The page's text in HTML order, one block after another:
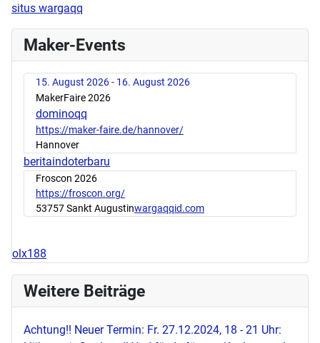
situs wargaqq
Maker-Events
15. August 2026 - 16. August 2026
MakerFaire 2026
dominoqq
https://maker-faire.de/hannover/
Hannover
beritaindoterbaru
Froscon 2026
https://froscon.org/
53757 Sankt Augustinwargaqqid.com
olx188
Weitere Beiträge
Achtung!! Neuer Termin: Fr. 27.12.2024, 18 - 21 Uhr: